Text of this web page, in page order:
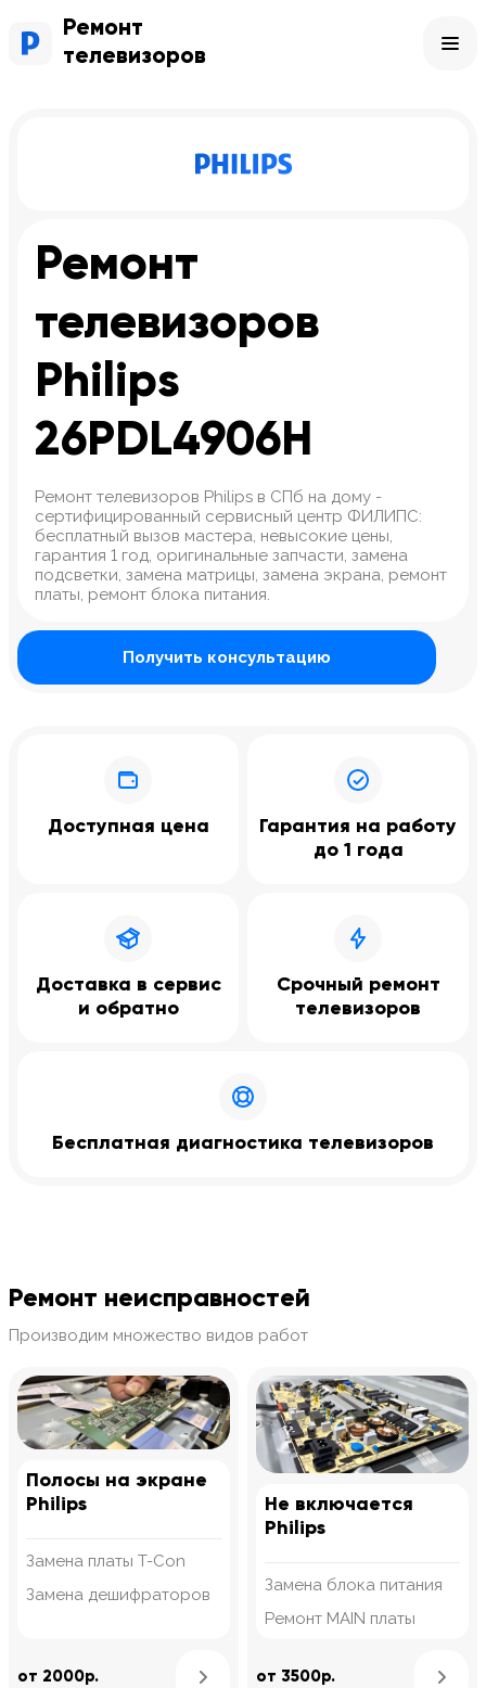
Ремонт
телевизоров
Ремонт
телевизоров
Philips
26PDL4906H
Ремонт телевизоров Philips в СПб на дому -
сертифицированный сервисный центр ФИЛИПС:
бесплатный вызов мастера, невысокие цены,
гарантия 1 год, оригинальные запчасти, замена
подсветки, замена матрицы, замена экрана, ремонт
платы, ремонт блока питания.
Получить консультацию
Доступная цена
Гарантия на работу
до 1 года
Доставка в сервис
и обратно
Срочный ремонт
телевизоров
Бесплатная диагностика телевизоров
Ремонт неисправностей
Производим множество видов работ
Полосы на экране
Philips
Замена платы T-Con
Замена дешифраторов
от 2000р. Узнать подробнее
Не включается
Philips
Замена блока питания
Ремонт MAIN платы
от 3500р.